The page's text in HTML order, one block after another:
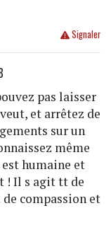
Signaler
pas laisser
et arrêtez de
sur un
même
humaine et
! Il s agit tt de
de compassion et